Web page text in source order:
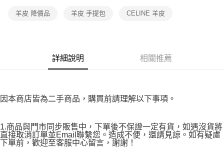
權轉讓予恩沛科技股份有限公司。
４．使用「AFTEE先享後付」時，將依據個別帳號之用戶狀況，依本公司即
５．嚴禁一人註冊多個帳號或使用他人資訊註冊。若發現惡意使用之情形，
恩沛科技股份有限公司將有權停止該用戶之使用額度並採取法律行動。
羊皮 降價品 羊皮 手提包 CELINE 羊皮
詳細說明 相關推薦
因本商店皆為二手商品，購買前請理解以下事項。
1.商品與門市同步販售中，下單後不保證一定有貨，如遇沒貨將
直接取消訂單並Email聯繫您。造成不便，還請見諒。如有疑慮
下單前，歡迎至客服中心留言，謝謝！